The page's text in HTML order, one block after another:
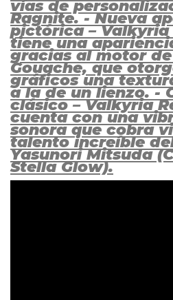
vías de
Ragnite. - Nueva
pictórica –
tiene una
gracias al motor
Gouache, que
gráficos una
a la de un lienzo. -
clásico – Valkyria
cuenta con una
sonora que cobra
talento increíble
Yasunori Mitsuda
Stella Glow).